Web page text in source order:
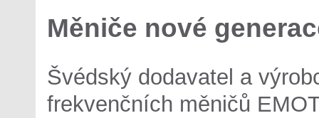
Měniče nové
Švédský dodavatel a
frekvenčních měničů